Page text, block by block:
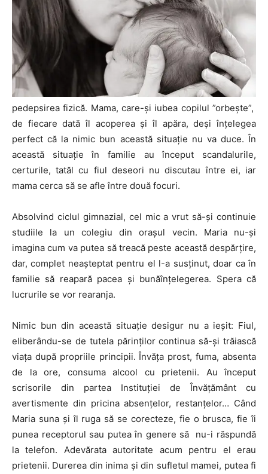
pedepsirea fizică. Mama, care-și iubea copilul ”orbește”,
de fiecare dată îl acoperea și îl apăra, deși înțelegea
perfect că la nimic bun această situație nu va duce. În
această situație în familie au început scandalurile,
certurile, tatăl cu fiul deseori nu discutau între ei, iar
mama cerca să se afle între două focuri.
Absolvind ciclul gimnazial, cel mic a vrut să-și continuie
studiile la un colegiu din orașul vecin. Maria nu-și
imagina cum va putea să treacă peste această despărțire,
dar, complet neașteptat pentru el l-a susținut, doar ca în
familie să reapară pacea și bunăînțelegerea. Spera că
lucrurile se vor rearanja.
Nimic bun din această situație desigur nu a ieșit: Fiul,
eliberându-se de tutela părinților continua să-și trăiască
viața după propriile principii. Învăța prost, fuma, absenta
de la ore, consuma alcool cu prietenii. Au început
scrisorile din partea Instituției de Învățământ cu
avertismente din pricina absențelor, restanțelor… Când
Maria suna și îl ruga să se corecteze, fie o brusca, fie îi
punea receptorul sau putea în genere să nu-i răspundă
la telefon. Adevărata autoritate acum pentru el erau
prietenii. Durerea din inima și din sufletul mamei, putea fi